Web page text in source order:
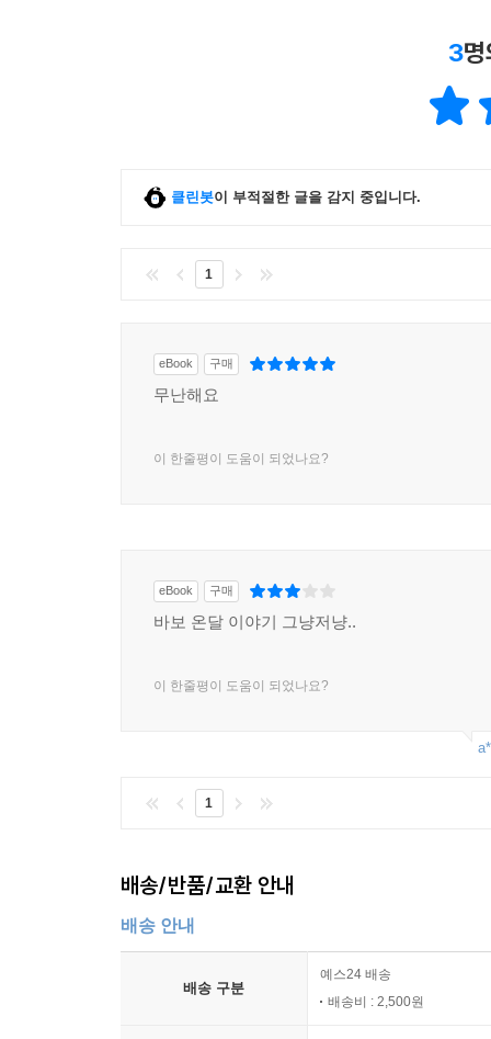
3
클린봇이 부적절한 글을 감지 중입니다.
1
eBook 구매
무난해요
이 한줄평이 도움이 되었나요?
eBook 구매
바보 온달 이야기 그냥저냥..
이 한줄평이 도움이 되었나요?
1
배송/반품/교환 안내
배송 안내
배송 구분
예스24 배송
배송비 : 2,500원